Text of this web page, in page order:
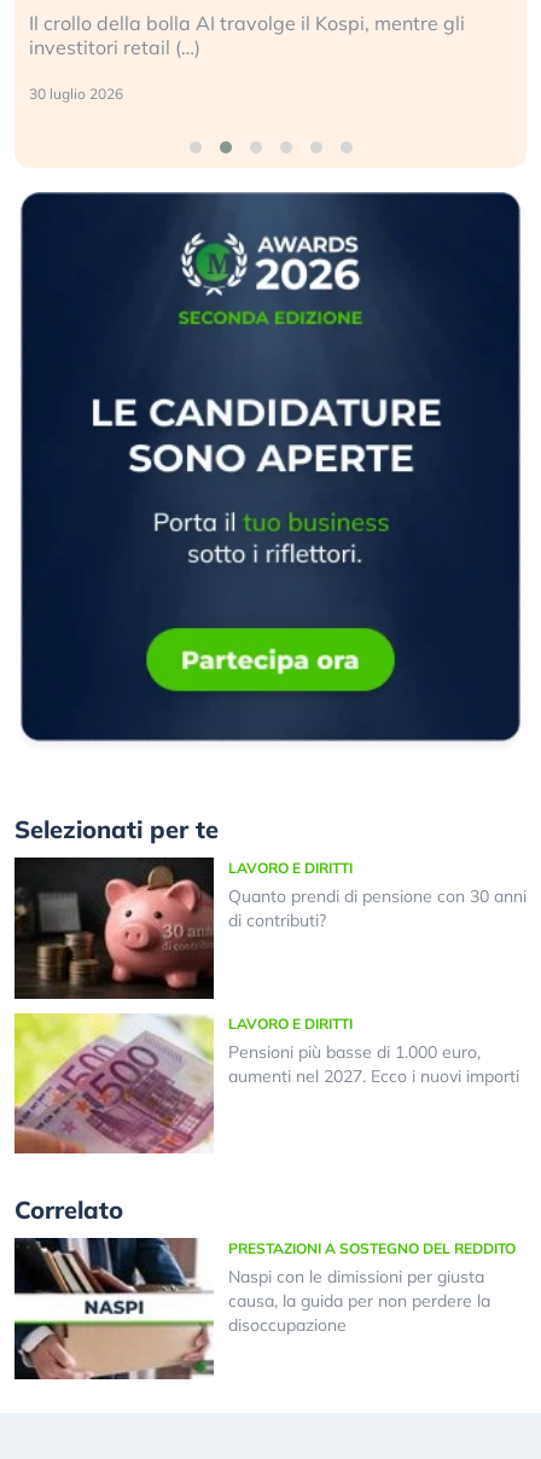
il Kospi, mentre gli
La ricchezza mondiale
Selezionati per te
LAVORO E DIRITTI
Quanto prendi di pensione con 30 anni
di contributi?
LAVORO E DIRITTI
Pensioni più basse di 1.000 euro,
aumenti nel 2027. Ecco i nuovi importi
Correlato
PRESTAZIONI A SOSTEGNO DEL REDDITO
Naspi con le dimissioni per giusta
causa, la guida per non perdere la
disoccupazione